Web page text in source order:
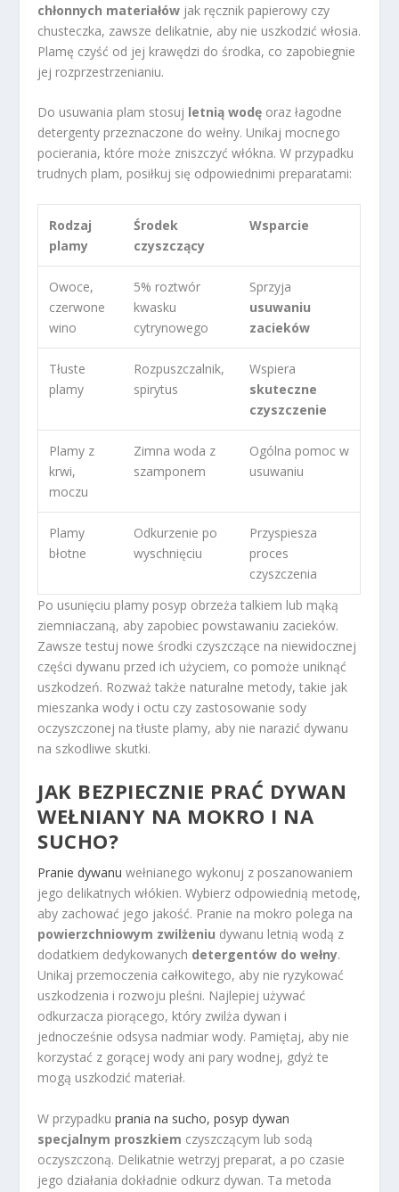
chłonnych materiałów jak ręcznik papierowy czy
chusteczka, zawsze delikatnie, aby nie uszkodzić włosia.
Plamę czyść od jej krawędzi do środka, co zapobiegnie
jej rozprzestrzenianiu.
Do usuwania plam stosuj letnią wodę oraz łagodne
detergenty przeznaczone do wełny. Unikaj mocnego
pocierania, które może zniszczyć włókna. W przypadku
trudnych plam, posiłkuj się odpowiednimi preparatami:
Rodzaj
plamy
Środek
czyszczący
Wsparcie
Owoce,
czerwone
wino
5% roztwór
kwasku
cytrynowego
Sprzyja
usuwaniu
zacieków
Tłuste
plamy
Rozpuszczalnik,
spirytus
Wspiera
skuteczne
czyszczenie
Plamy z
krwi,
moczu
Zimna woda z
szamponem
Ogólna pomoc w
usuwaniu
Plamy
błotne
Odkurzenie po
wyschnięciu
Przyspiesza
proces
czyszczenia
Po usunięciu plamy posyp obrzeża talkiem lub mąką
ziemniaczaną, aby zapobiec powstawaniu zacieków.
Zawsze testuj nowe środki czyszczące na niewidocznej
części dywanu przed ich użyciem, co pomoże uniknąć
uszkodzeń. Rozważ także naturalne metody, takie jak
mieszanka wody i octu czy zastosowanie sody
oczyszczonej na tłuste plamy, aby nie narazić dywanu
na szkodliwe skutki.
JAK BEZPIECZNIE PRAĆ DYWAN
WEŁNIANY NA MOKRO I NA
SUCHO?
Pranie dywanu wełnianego wykonuj z poszanowaniem
jego delikatnych włókien. Wybierz odpowiednią metodę,
aby zachować jego jakość. Pranie na mokro polega na
powierzchniowym zwilżeniu dywanu letnią wodą z
dodatkiem dedykowanych detergentów do wełny.
Unikaj przemoczenia całkowitego, aby nie ryzykować
uszkodzenia i rozwoju pleśni. Najlepiej używać
odkurzacza piorącego, który zwilża dywan i
jednocześnie odsysa nadmiar wody. Pamiętaj, aby nie
korzystać z gorącej wody ani pary wodnej, gdyż te
mogą uszkodzić materiał.
W przypadkuprania na sucho, posyp dywan
specjalnym proszkiem czyszczącym lub sodą
oczyszczoną. Delikatnie wetrzyj preparat, a po czasie
jego działania dokładnie odkurz dywan. Ta metoda